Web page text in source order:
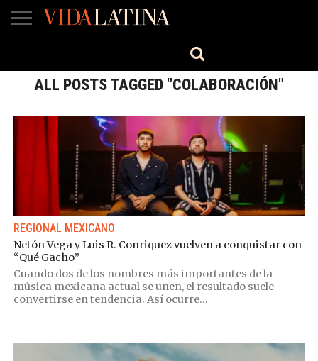
TV
ALL POSTS TAGGED "COLABORACIÓN"
REGIONAL MEXICANO
Netón Vega y Luis R. Conriquez vuelven a conquistar con
“Qué Gacho”
Cuando dos de los nombres más importantes de la
música mexicana actual se unen, el resultado suele
convertirse en tendencia. Así ocurre...